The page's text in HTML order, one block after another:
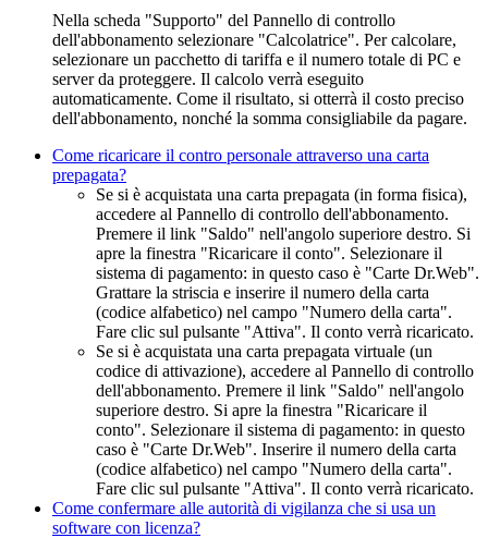
Nella scheda "Supporto" del Pannello di controllo
dell'abbonamento selezionare "Calcolatrice". Per calcolare,
selezionare un pacchetto di tariffa e il numero totale di PC e
server da proteggere. Il calcolo verrà eseguito
automaticamente. Come il risultato, si otterrà il costo preciso
dell'abbonamento, nonché la somma consigliabile da pagare.
Come ricaricare il contro personale attraverso una carta
prepagata?
Se si è acquistata una carta prepagata (in forma fisica),
accedere al Pannello di controllo dell'abbonamento.
Premere il link "Saldo" nell'angolo superiore destro. Si
apre la finestra "Ricaricare il conto". Selezionare il
sistema di pagamento: in questo caso è "Carte Dr.Web".
Grattare la striscia e inserire il numero della carta
(codice alfabetico) nel campo "Numero della carta".
Fare clic sul pulsante "Attiva". Il conto verrà ricaricato.
Se si è acquistata una carta prepagata virtuale (un
codice di attivazione), accedere al Pannello di controllo
dell'abbonamento. Premere il link "Saldo" nell'angolo
superiore destro. Si apre la finestra "Ricaricare il
conto". Selezionare il sistema di pagamento: in questo
caso è "Carte Dr.Web". Inserire il numero della carta
(codice alfabetico) nel campo "Numero della carta".
Fare clic sul pulsante "Attiva". Il conto verrà ricaricato.
Come confermare alle autorità di vigilanza che si usa un
software con licenza?